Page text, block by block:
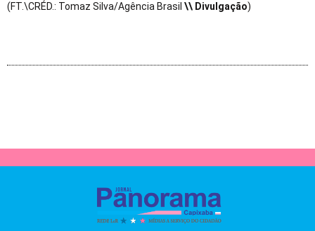
(FT.\CRÉD.: Tomaz Silva/Agência Brasil \\ Divulgação)